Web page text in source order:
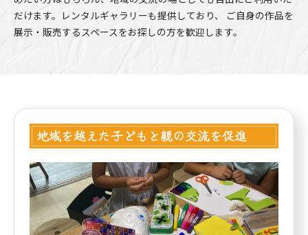
だけます。レンタルギャラリーも提供しており、 ご自身の作品を
展示・販売するスペースをお探しの方を歓迎します。
地域を越えた子どもと親の交流を促進